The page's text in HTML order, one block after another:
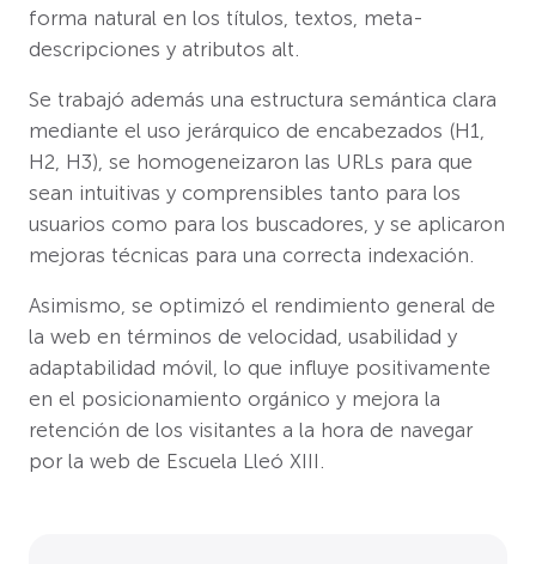
forma natural en los títulos, textos, meta­
descripciones y atributos alt.
Se trabajó además una estructura semántica clara
mediante el uso jerárquico de encabezados (H1,
H2, H3), se homogeneizaron las URLs para que
sean intuitivas y comprensibles tanto para los
usuarios como para los buscadores, y se aplicaron
mejoras técnicas para una correcta indexación.
Asimismo, se optimizó el rendimiento general de
la web en términos de velocidad, usabilidad y
adaptabilidad móvil, lo que influye positivamente
en el posicionamiento orgánico y mejora la
retención de los visitantes a la hora de navegar
por la web de Escuela Lleó XIII.